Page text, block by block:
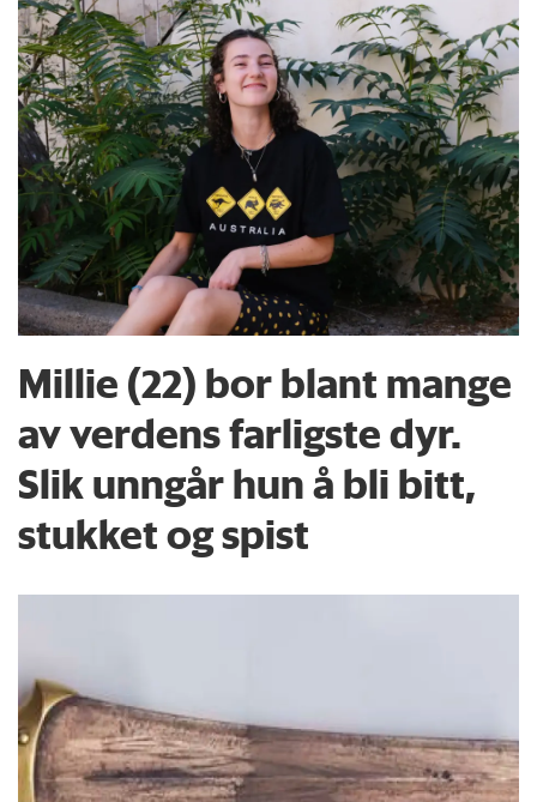
Millie (22) bor blant mange
av verdens farligste dyr.
Slik unngår hun å bli bitt,
stukket og spist